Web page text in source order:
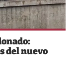
del nuevo